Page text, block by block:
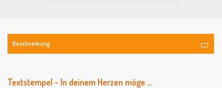
Beschreibung
Textstempel - In deinem Herzen möge ...